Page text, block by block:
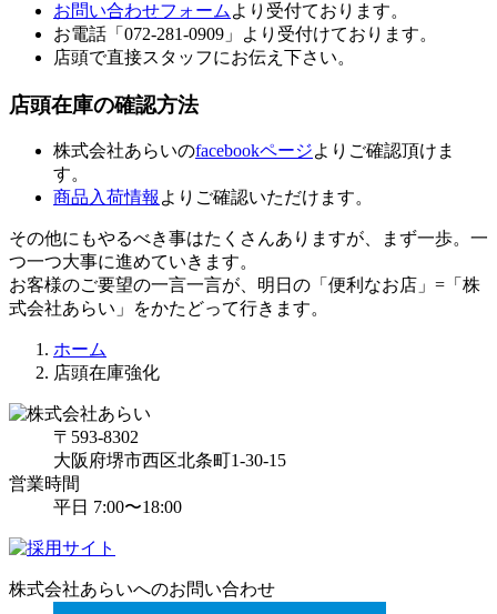
お問い合わせフォーム より受付ております。
お電話「072-281-0909」より受付けております。
店頭で直接スタッフにお伝え下さい。
店頭在庫の確認方法
株式会社あらいのfacebookページよりご確認頂けま
す。
商品入荷情報 よりご確認いただけます。
その他にもやるべき事はたくさんありますが、まず一歩。一
つ一つ大事に進めていきます。
お客様のご要望の一言一言が、明日の「便利なお店」=「株
式会社あらい」をかたどって行きます。
ホーム
店頭在庫強化
〒593-8302
大阪府堺市西区北条町1-30-15
営業時間
平日 7:00〜18:00
株式会社あらいへのお問い合わせ